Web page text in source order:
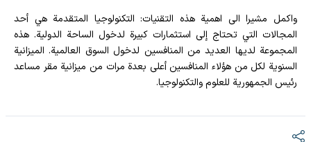
واكمل مشيرا الى اهمية هذه التقنيات: التكنولوجيا المتقدمة هي أحد
المجالات التي تحتاج إلى استثمارات كبيرة لدخول الساحة الدولية. هذه
المجموعة لديها العديد من المنافسين لدخول السوق العالمية. الميزانية
السنوية لكل من هؤلاء المنافسين أعلى بعدة مرات من ميزانية مقر مساعد
رئيس الجمهورية للعلوم والتكنولوجيا.